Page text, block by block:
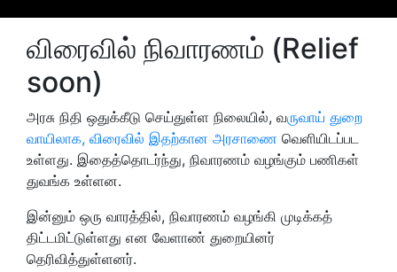
விரைவில் நிவாரணம் (Relief
soon)
அரசு நிதி ஒதுக்கீடு செய்துள்ள நிலையில், வருவாய் துறை
வாயிலாக, விரைவில் இதற்கான அரசாணை வெளியிடப்பட
உள்ளது. இதைத்தொடர்ந்து, நிவாரணம் வழங்கும் பணிகள்
துவங்க உள்ளன.
இன்னும் ஒரு வாரத்தில், நிவாரணம் வழங்கி முடிக்கத்
திட்டமிட்டுள்ளது என வேளாண் துறையினர்
தெரிவித்துள்ளனர்.